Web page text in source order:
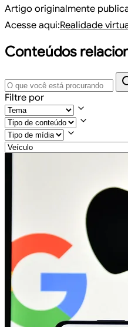
Artigo originalmente
Acesse aqui:Realidade
Conteúdos
Filtre por